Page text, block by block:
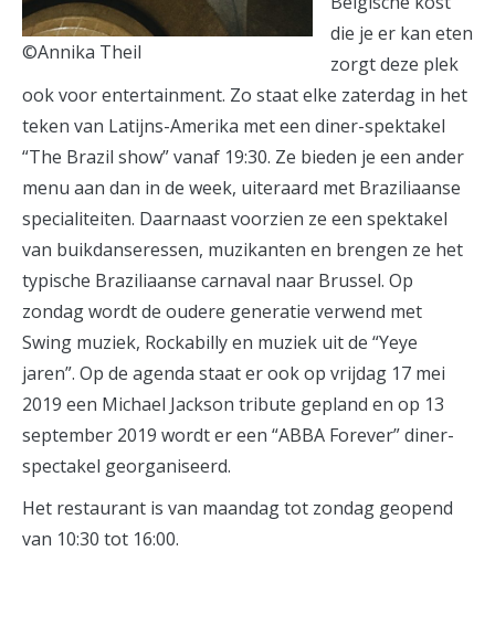
©Annika Theil
die je er kan eten
zorgt deze plek
ook voor entertainment. Zo staat elke zaterdag in het
teken van Latijns-Amerika met een diner-spektakel
“The Brazil show” vanaf 19:30. Ze bieden je een ander
menu aan dan in de week, uiteraard met Braziliaanse
specialiteiten. Daarnaast voorzien ze een spektakel
van buikdanseressen, muzikanten en brengen ze het
typische Braziliaanse carnaval naar Brussel. Op
zondag wordt de oudere generatie verwend met
Swing muziek, Rockabilly en muziek uit de “Yeye
jaren”. Op de agenda staat er ook op vrijdag 17 mei
2019 een Michael Jackson tribute gepland en op 13
september 2019 wordt er een “ABBA Forever” diner-
spectakel georganiseerd.
Het restaurant is van maandag tot zondag geopend
van 10:30 tot 16:00.